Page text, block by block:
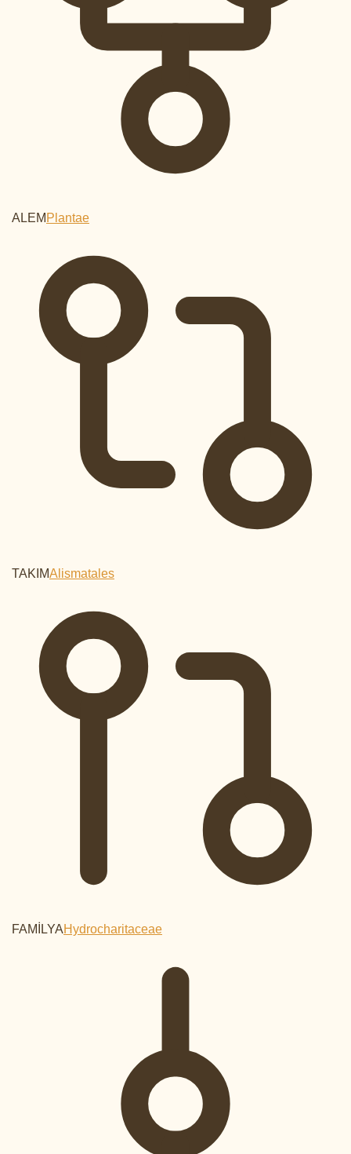
ALEM Plantae
TAKIMAlismatales
FAMİLYAHydrocharitaceae